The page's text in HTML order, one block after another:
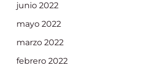
junio 2022
mayo 2022
marzo 2022
febrero 2022